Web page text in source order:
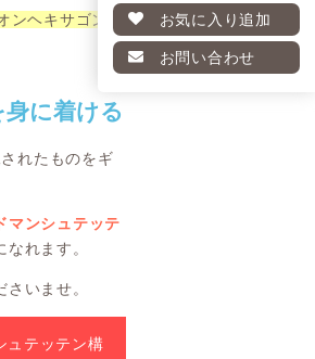
お気に入り追加
お問い合わせ
ンヘキサゴンペ
に着ける
れたものをギ
マンシュテッテ
れます。
いませ。
ュテッテン構